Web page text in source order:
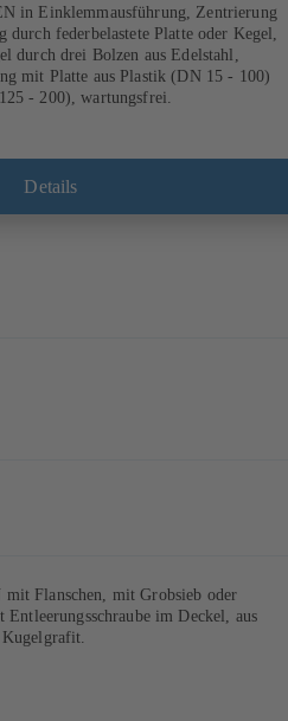
in Einklemmausführung, Zentrierung
durch federbelastete Platte oder Kegel,
durch drei Bolzen aus Edelstahl,
mit Platte aus Plastik (DN 15 - 100)
- 200), wartungsfrei.
Details
Flanschen, mit Grobsieb oder
Entleerungsschraube im Deckel, aus
Kugelgrafit.